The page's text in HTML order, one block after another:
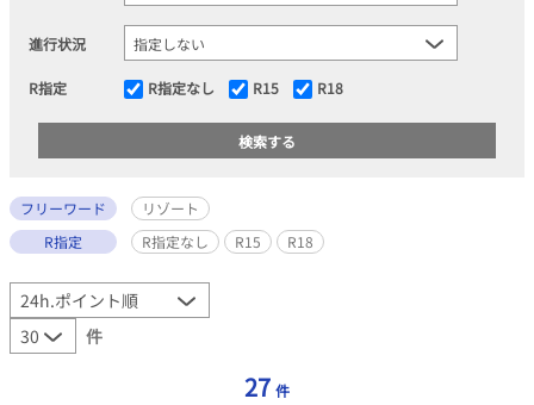
進行状況
R指定 R指定なし R15 R18
フリーワード
リゾート
R指定
R指定なし R15 R18
件
27 件